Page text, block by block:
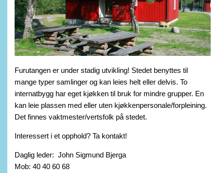
Furutangen er under stadig utvikling! Stedet benyttes til
mange typer samlinger og kan leies helt eller delvis. To
internatbygg har eget kjøkken til bruk for mindre grupper. En
kan leie plassen med eller uten kjøkkenpersonale/forpleining.
Det finnes vaktmester/vertsfolk på stedet.
Interessert i et opphold? Ta kontakt!
Daglig leder: John Sigmund Bjerga
Mob: 40 40 60 68